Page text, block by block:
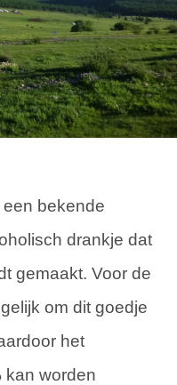
bekende
drankje dat
gemaakt. Voor de
om dit goedje
het
kan worden